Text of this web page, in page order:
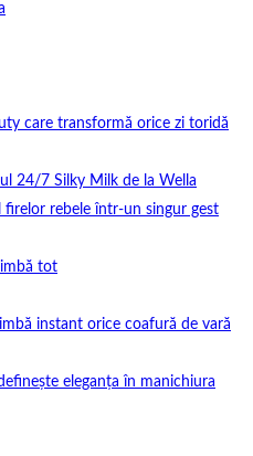
care transformă orice zi toridă
24/7 Silky Milk de la Wella
firelor rebele într-un singur gest
tot
instant orice coafură de vară
eleganța în manichiura